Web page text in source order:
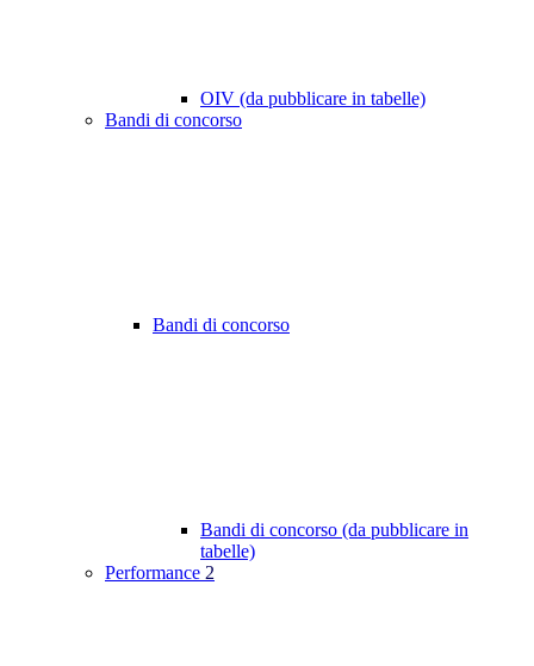
OIV (da pubblicare in tabelle)
Bandi di concorso
Bandi di concorso
Bandi di concorso (da pubblicare in
tabelle)
Performance 2